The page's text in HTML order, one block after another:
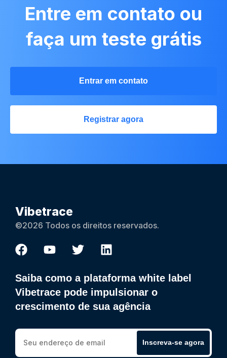
Entre em contato ou
faça um teste grátis
Entrar em contato
Registrar agora
Vibetrace
©2026 Todos os direitos reservados.
Saiba como a plataforma white label
Vibetrace pode impulsionar o
crescimento de sua agência
Inscreva-se agora